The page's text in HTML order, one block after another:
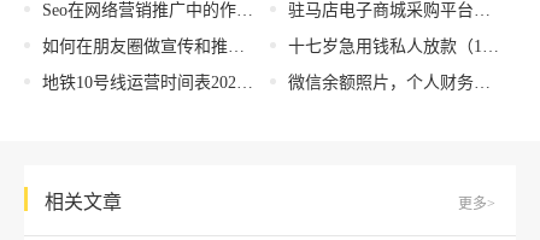
Seo在网络营销推广中的作用是什么？浅谈seo的好处！
如何在朋友圈做宣传和推广说说（如何在朋友圈做宣传和推广卖水果,中餐）
地铁10号线运营时间表2023，发车时刻表？
驻马店电子商城采购平台，驻马店电子商城采购平台官网？
十七岁急用钱私人放款（17岁私人放款那能借到）
微信余额照片，个人财务记录？
相关文章 更多>